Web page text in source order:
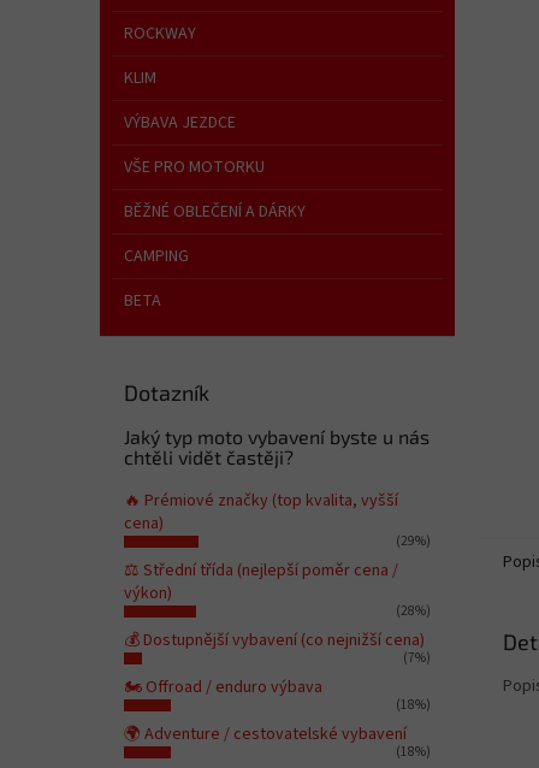
ROCKWAY
KLIM
VÝBAVA JEZDCE
VŠE PRO MOTORKU
BĚŽNÉ OBLEČENÍ A DÁRKY
CAMPING
BETA
Dotazník
Jaký typ moto vybavení byste u nás
chtěli vidět častěji?
🔥 Prémiové značky (top kvalita, vyšší
cena)
(29%)
⚖️ Střední třída (nejlepší poměr cena /
výkon)
(28%)
💰 Dostupnější vybavení (co nejnižší cena)
(7%)
🏍️ Offroad / enduro výbava
(18%)
🌍 Adventure / cestovatelské vybavení
(18%)